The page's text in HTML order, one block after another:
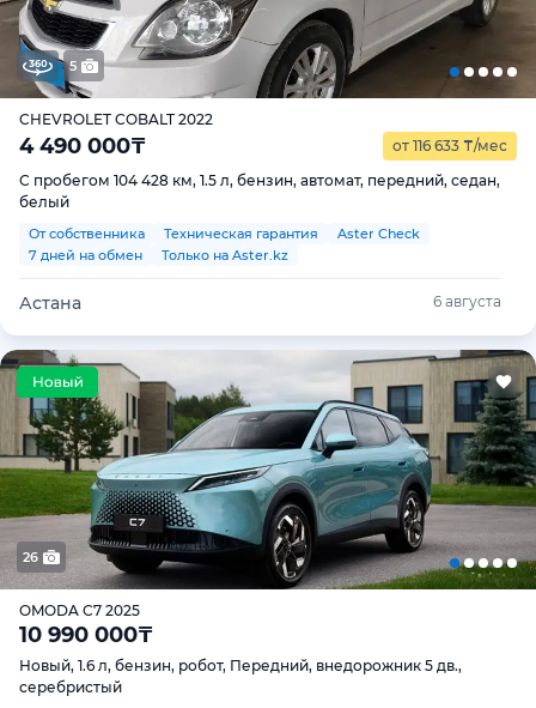
5
CHEVROLET COBALT 2022
4 490 000₸ от 116 633 ₸/мес
С пробегом 104 428 км, 1.5 л, бензин, автомат, передний, седан,
белый
От собственника Техническая гарантия
Aster Check
7 дней на обмен
Только на Aster.kz
Астана 6 августа
26
OMODA C7 2025
10 990 000₸
Новый, 1.6 л, бензин, робот, Передний, внедорожник 5 дв.,
серебристый